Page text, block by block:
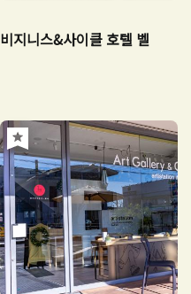
비지니스&사이클 호텔 벨